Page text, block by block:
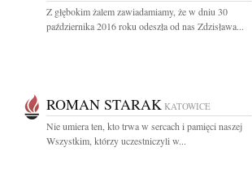
Z głębokim żalem zawiadamiamy, że w dniu 30
października 2016 roku odeszła od nas Zdzisława...
ROMAN STARAK KATOWICE
Nie umiera ten, kto trwa w sercach i pamięci naszej
Wszystkim, którzy uczestniczyli w...